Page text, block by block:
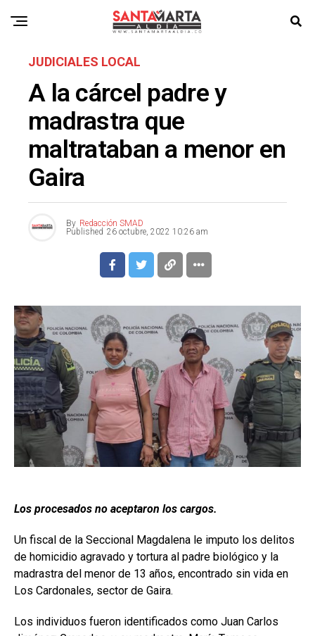
JUDICIALES LOCAL
A la cárcel padre y
madrastra que
maltrataban a menor en
Gaira
By Redacción SMAD
Published 26 octubre, 2022 10:26 am
Los procesados no aceptaron los cargos.
Un fiscal de la Seccional Magdalena le imputo los delitos
de homicidio agravado y tortura al padre biológico y la
madrastra del menor de 13 años, encontrado sin vida en
Los Cardonales, sector de Gaira.
Los individuos fueron identificados como Juan Carlos